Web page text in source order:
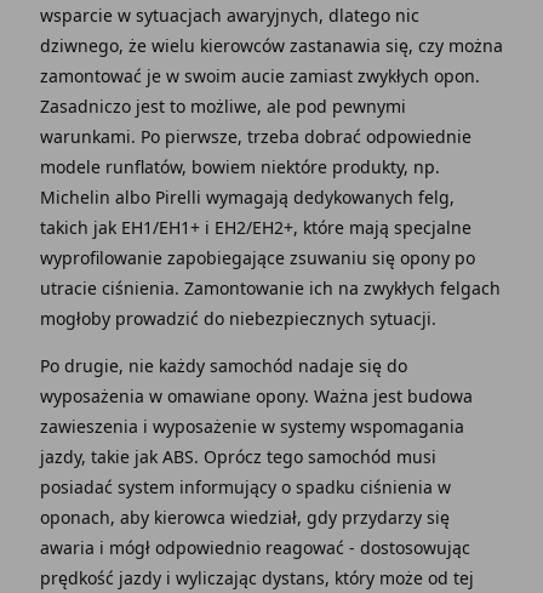
wsparcie w sytuacjach awaryjnych, dlatego nic
dziwnego, że wielu kierowców zastanawia się, czy można
zamontować je w swoim aucie zamiast zwykłych opon.
Zasadniczo jest to możliwe, ale pod pewnymi
warunkami. Po pierwsze, trzeba dobrać odpowiednie
modele runflatów, bowiem niektóre produkty, np.
Michelin albo Pirelli wymagają dedykowanych felg,
takich jak EH1/EH1+ i EH2/EH2+, które mają specjalne
wyprofilowanie zapobiegające zsuwaniu się opony po
utracie ciśnienia. Zamontowanie ich na zwykłych felgach
mogłoby prowadzić do niebezpiecznych sytuacji.
Po drugie, nie każdy samochód nadaje się do
wyposażenia w omawiane opony. Ważna jest budowa
zawieszenia i wyposażenie w systemy wspomagania
jazdy, takie jak ABS. Oprócz tego samochód musi
posiadać system informujący o spadku ciśnienia w
oponach, aby kierowca wiedział, gdy przydarzy się
awaria i mógł odpowiednio reagować - dostosowując
prędkość jazdy i wyliczając dystans, który może od tej